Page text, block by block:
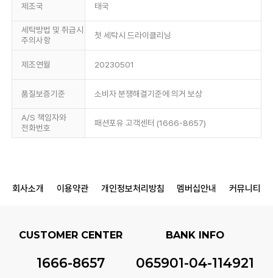
제조국 태국
세탁방법 및 취급시
주의사항
첫 세탁시 드라이클리닝
제조연월 20230501
품질보증기준 소비자 분쟁해결기준에 의거 보상
A/S 책임자와
전화번호
패션포유 고객센터 (1666-8657)
회사소개 이용약관 개인정보처리방침 멤버십안내 커뮤니티
CUSTOMER CENTER
1666-8657
BANK INFO
065901-04-114921